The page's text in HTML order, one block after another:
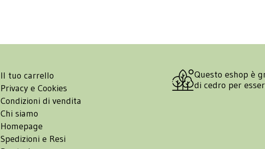
Il tuo carrello
Privacy e Cookies
Condizioni di vendita
Chi siamo
Homepage
Spedizioni e Resi
Questo eshop è
di cedro per